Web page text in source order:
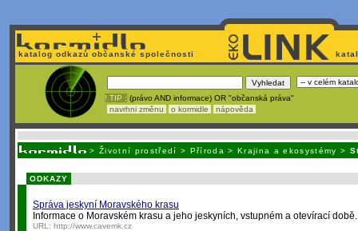
katalog odkazů občanské společnosti
! TIP : (právo AND informace) OR "občanská práva"
navrhni změnu
o kormidle nápověda
> Životní prostředí > Příroda >Krajina a ekosystémy >
ODKAZY
Správa jeskyní Moravského krasu
Informace o Moravském krasu a jeho jeskyních, vstupném a otevírací
URL: http://www.cavemk.cz